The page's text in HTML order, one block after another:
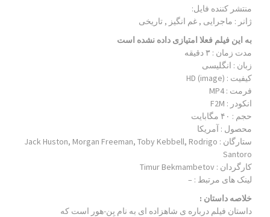
منتشر کننده فایل:
ژانر : ماجرایی , غم انگیز , تاریخی
به این فیلم فعلا امتیازی داده نشده است
مدت زمان : ۳ دقیقه
زبان : انگلیسی
کیفیت : HD (image)
فرمت : MP4
انکودر : F2M
حجم : ۴۰ مگابایت
محصول : آمریکا
ستارگان : Jack Huston, Morgan Freeman, Toby Kebbell, Rodrigo
Santoro
کارگردان : Timur Bekmambetov
لینک های مرتبط : –
خلاصه داستان :
داستان فیلم درباره ی شاهزاده‌ ای به نام بِن‌-هور است که